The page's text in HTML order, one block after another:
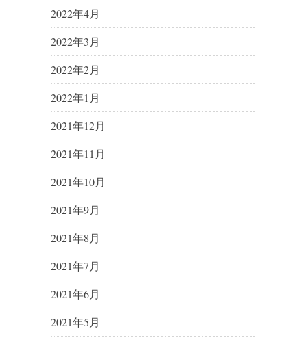
2022年4月
2022年3月
2022年2月
2022年1月
2021年12月
2021年11月
2021年10月
2021年9月
2021年8月
2021年7月
2021年6月
2021年5月